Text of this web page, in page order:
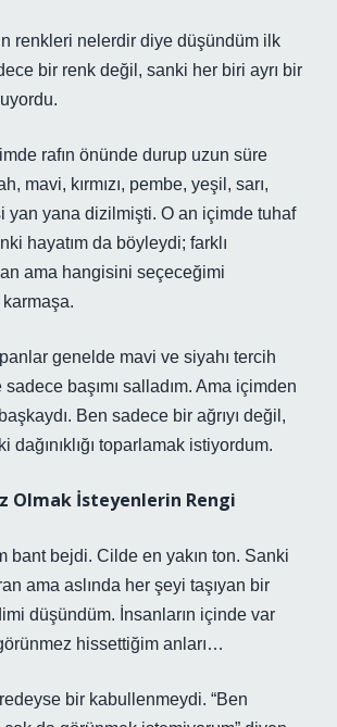
renkleri nelerdir diye düşündüm ilk
bir renk değil, sanki her biri ayrı bir
rafın önünde durup uzun süre
mavi, kırmızı, pembe, yeşil, sarı,
yana dizilmişti. O an içimde tuhaf
hayatım da böyleydi; farklı
ama hangisini seçeceğimi
genelde mavi ve siyahı tercih
başımı salladım. Ama içimden
Ben sadece bir ağrıyı değil,
dağınıklığı toparlamak istiyordum.
Olmak İsteyenlerin Rengi
bant bejdi. Cilde en yakın ton. Sanki
ama aslında her şeyi taşıyan bir
düşündüm. İnsanların içinde var
hissettiğim anları…
bir kabullenmeydi. “Ben